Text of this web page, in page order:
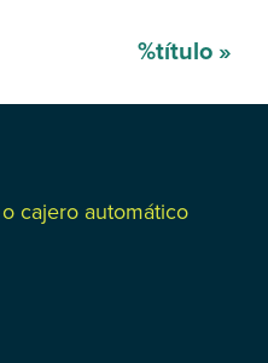
%título »
cajero automático